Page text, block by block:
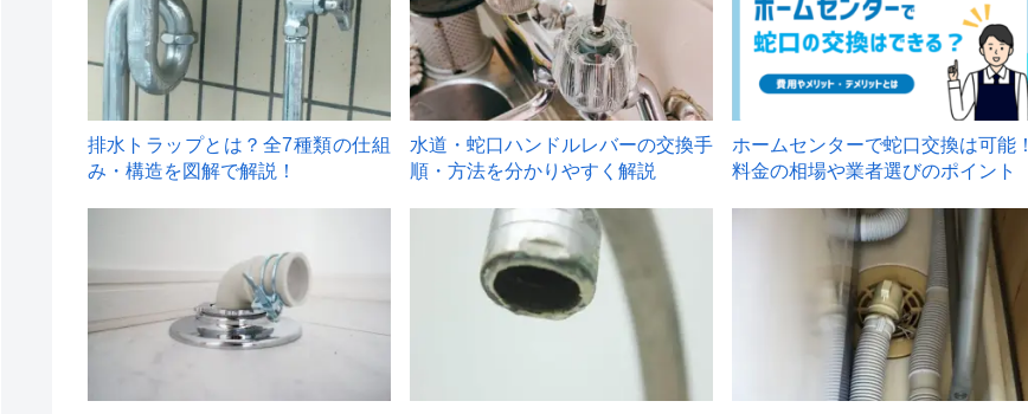
排水トラップとは？全7種類の仕組
み・構造を図解で解説！
水道・蛇口ハンドルレバーの交換手
順・方法を分かりやすく解説
ホームセンターで蛇口交換は可能！
料金の相場や業者選びのポイント